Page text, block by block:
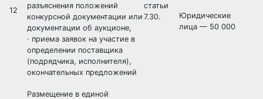
12
разъяснения положений
конкурсной документации или
документации об аукционе,
· приема заявок на участие в
определении поставщика
(подрядчика, исполнителя),
окончательных предложений
статьи
7.30.
Юридические
лица — 50 000
Размещение в единой